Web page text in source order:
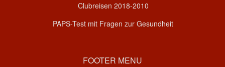
Clubreisen 2018-2010
PAPS-Test mit Fragen zur Gesundheit
FOOTER MENU